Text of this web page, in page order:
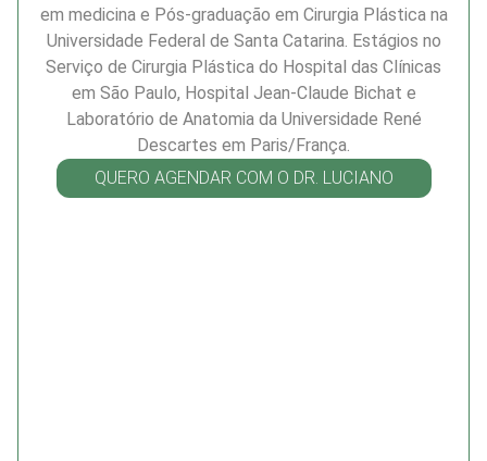
em medicina e Pós-graduação em Cirurgia Plástica na
Universidade Federal de Santa Catarina. Estágios no
Serviço de Cirurgia Plástica do Hospital das Clínicas
em São Paulo, Hospital Jean-Claude Bichat e
Laboratório de Anatomia da Universidade René
Descartes em Paris/França.
QUERO AGENDAR COM O DR. LUCIANO